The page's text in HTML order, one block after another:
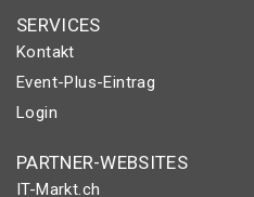
SERVICES
Kontakt
Event-Plus-Eintrag
Login
PARTNER-WEBSITES
IT-Markt.ch